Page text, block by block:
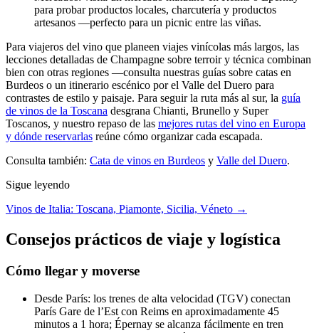
para probar productos locales, charcutería y productos
artesanos —perfecto para un picnic entre las viñas.
Para viajeros del vino que planeen viajes vinícolas más largos, las
lecciones detalladas de Champagne sobre terroir y técnica combinan
bien con otras regiones —consulta nuestras guías sobre catas en
Burdeos o un itinerario escénico por el Valle del Duero para
contrastes de estilo y paisaje. Para seguir la ruta más al sur, la guía
de vinos de la Toscana desgrana Chianti, Brunello y Super
Toscanos, y nuestro repaso de las mejores rutas del vino en Europa
y dónde reservarlas reúne cómo organizar cada escapada.
Consulta también: Cata de vinos en Burdeos y Valle del Duero.
Sigue leyendo
Vinos de Italia: Toscana, Piamonte, Sicilia, Véneto →
Consejos prácticos de viaje y logística
Cómo llegar y moverse
Desde París: los trenes de alta velocidad (TGV) conectan
París Gare de l’Est con Reims en aproximadamente 45
minutos a 1 hora; Épernay se alcanza fácilmente en tren